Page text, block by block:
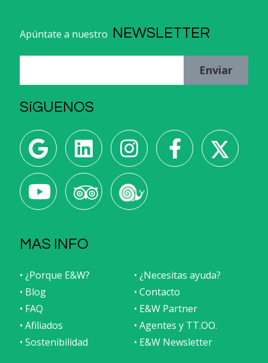
Apúntate a nuestro NEWSLETTER
Enviar
SíGUENOS
MAS INFO
• ¿Porque E&W?
• ¿Necesitas ayuda?
• Blog
• Contacto
• FAQ
• E&W Partner
• Afiliados
• Agentes y TT.OO.
• Sostenibilidad
• E&W Newsletter